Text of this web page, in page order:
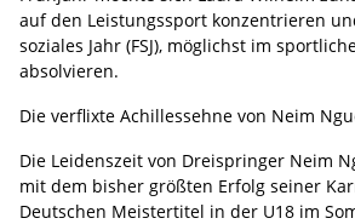
auf den Leistungssport konzentrieren
soziales Jahr (FSJ), möglichst im
absolvieren.
Die verflixte Achillessehne von Neim
Die Leidenszeit von Dreispringer Neim
mit dem bisher größten Erfolg seiner
Deutschen Meistertitel in der U18 im